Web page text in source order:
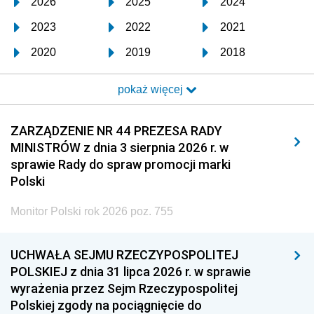
2023 2022 2021
2020 2019 2018
2017 2016 2015
2014 2013 2012
2011 2010 2009
2008 2007 2006
2005
1996 1995 1994
1993 1992 1991
1990 1989
pokaż więcej
ZARZĄDZENIE NR 44 PREZESA RADY
MINISTRÓW z dnia 3 sierpnia 2026 r. w
sprawie Rady do spraw promocji marki
Polski
Monitor Polski rok 2026 poz. 755
UCHWAŁA SEJMU RZECZYPOSPOLITEJ
POLSKIEJ z dnia 31 lipca 2026 r. w sprawie
wyrażenia przez Sejm Rzeczypospolitej
Polskiej zgody na pociągnięcie do